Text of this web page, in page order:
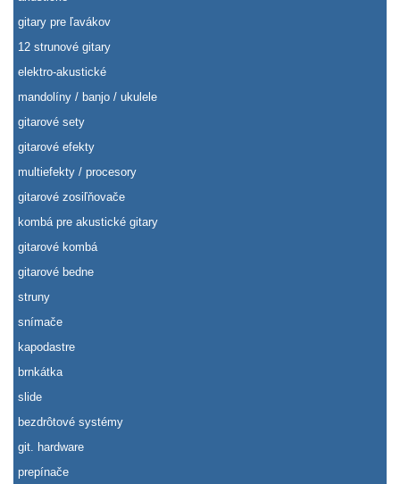
gitary pre ľavákov
12 strunové gitary
elektro-akustické
mandolíny / banjo / ukulele
gitarové sety
gitarové efekty
multiefekty / procesory
gitarové zosiľňovače
kombá pre akustické gitary
gitarové kombá
gitarové bedne
struny
snímače
kapodastre
brnkátka
slide
bezdrôtové systémy
git. hardware
prepínače